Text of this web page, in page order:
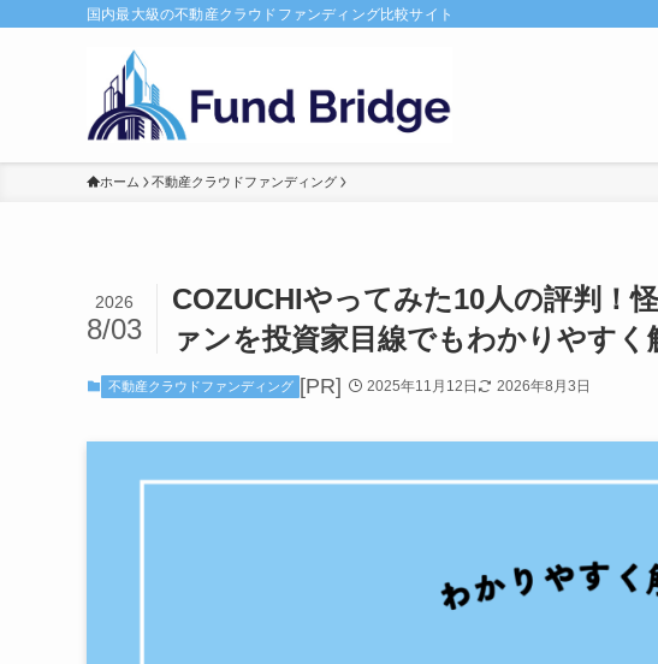
国内最大級の不動産クラウドファンディング比較サイト
ホーム 不動産クラウドファンディング
COZUCHIやってみた10人の評判！
ァンを投資家目線でもわかりやすく
2026
8/03
不動産クラウドファンディング [PR] 2025年11月12日 2026年8月3日